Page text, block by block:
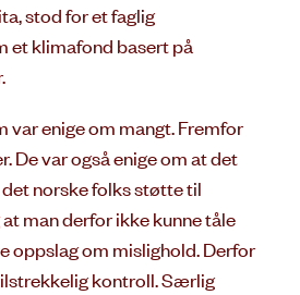
stod for et faglig
et klimafond basert på
var enige om mangt. Fremfor
De var også enige om at det
norske folks støtte til
man derfor ikke kunne tåle
oppslag om mislighold. Derfor
kontroll. Særlig